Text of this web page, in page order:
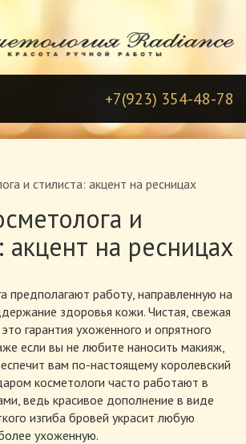
+7(923) 354-48-78
и стилиста: акцент на ресницах
и
акцент на ресницах
предполагают работу, направленную на
здоровья кожи. Чистая, свежая
гарантия ухоженного и опрятного
если вы не любите наносить макияж,
вам по-настоящему королевский
косметологи часто работают в
ведь красивое дополнение в виде
изгиба бровей украсит любую
ухоженную.